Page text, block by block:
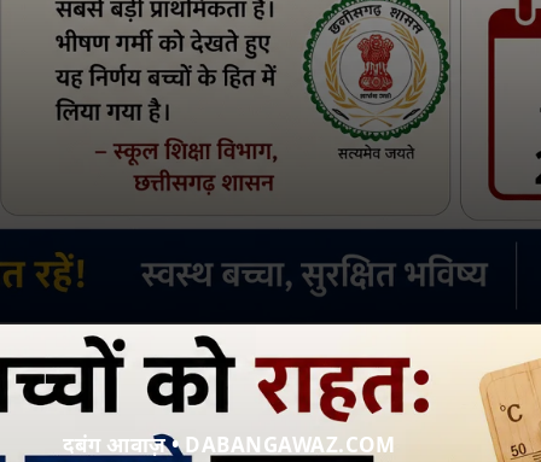
दबंग आवाज़ • DABANGAWAZ.COM